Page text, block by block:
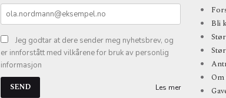
Jeg godtar at dere sender meg nyhetsbrev, og
er innforstått med vilkårene for bruk av personlig
informasjon
Les mer
Bli
Om